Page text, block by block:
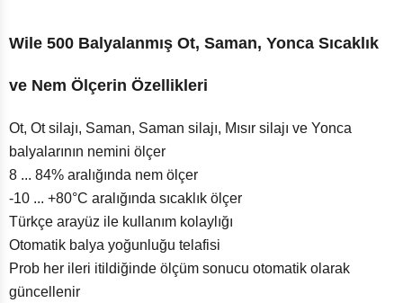
Wile 500 Balyalanmış Ot, Saman, Yonca Sıcaklık
ve Nem Ölçerin Özellikleri
Ot, Ot silajı, Saman, Saman silajı, Mısır silajı ve Yonca
balyalarının nemini ölçer
8 ... 84% aralığında nem ölçer
-10 ... +80°C aralığında sıcaklık ölçer
Türkçe arayüz ile kullanım kolaylığı
Otomatik balya yoğunluğu telafisi
Prob her ileri itildiğinde ölçüm sonucu otomatik olarak
güncellenir